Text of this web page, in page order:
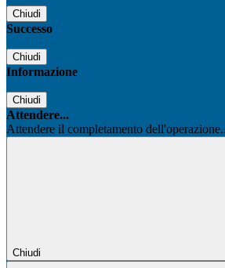
Chiudi
Successo
Chiudi
Informazione
Chiudi
Attendere...
Attendere il completamento
Chiudi